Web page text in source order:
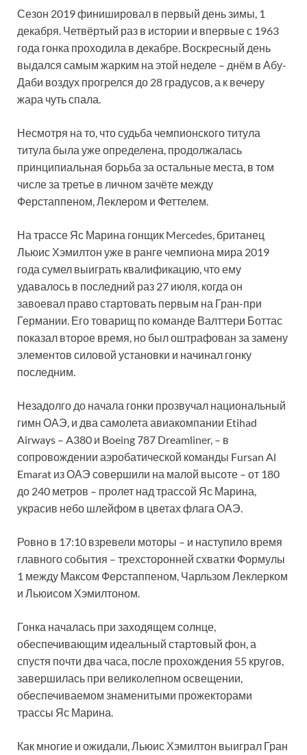
Сезон 2019 финишировал в первый день зимы, 1
декабря. Четвёртый раз в истории и впервые с 1963
года гонка проходила в декабре. Воскресный день
выдался самым жарким на этой неделе – днём в Абу-
Даби воздух прогрелся до 28 градусов, а к вечеру
жара чуть спала.
Несмотря на то, что судьба чемпионского титула
титула была уже определена, продолжалась
принципиальная борьба за остальные места, в том
числе за третье в личном зачёте между
Ферстаппеном, Леклером и Феттелем.
На трассе Яс Марина гонщик Mercedes, британец
Льюис Хэмилтон уже в ранге чемпиона мира 2019
года сумел выиграть квалификацию, что ему
удавалось в последний раз 27 июля, когда он
завоевал право стартовать первым на Гран-при
Германии. Его товарищ по команде Валттери Боттас
показал второе время, но был оштрафован за замену
элементов силовой установки и начинал гонку
последним.
Незадолго до начала гонки прозвучал национальный
гимн ОАЭ, и два самолета авиакомпании Etihad
Airways – A380 и Boeing 787 Dreamliner, – в
сопровождении аэробатической команды Fursan Al
Emarat из ОАЭ совершили на малой высоте – от 180
до 240 метров – пролет над трассой Яс Марина,
украсив небо шлейфом в цветах флага ОАЭ.
Ровно в 17:10 взревели моторы – и наступило время
главного события – трехсторонней схватки Формулы
1 между Максом Ферстаппеном, Чарльзом Леклерком
и Льюисом Хэмилтоном.
Гонка началась при заходящем солнце,
обеспечивающим идеальный стартовый фон, а
спустя почти два часа, после прохождения 55 кругов,
завершилась при великолепном освещении,
обеспечиваемом знаменитыми прожекторами
трассы Яс Марина.
Как многие и ожидали, Льюис Хэмилтон выиграл Гран